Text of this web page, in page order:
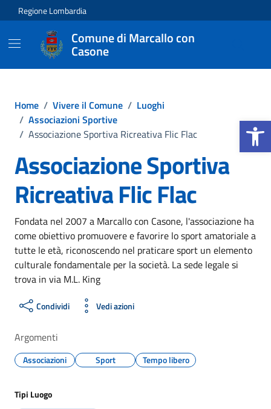
Apri la
Vai ai contenuti
Vai al footer
Regione Lombardia
Comune di Marcallo con
Casone
Home / Vivere il Comune / Luoghi
/ Associazioni Sportive
/ Associazione Sportiva Ricreativa Flic Flac
Associazione Sportiva
Ricreativa Flic Flac
Fondata nel 2007 a Marcallo con Casone, l'associazione ha
come obiettivo promuovere e favorire lo sport amatoriale a
tutte le età, riconoscendo nel praticare sport un elemento
culturale fondamentale per la società. La sede legale si
trova in via M.L. King
Condividi Vedi azioni
Argomenti
Associazioni Sport Tempo libero
Tipi Luogo